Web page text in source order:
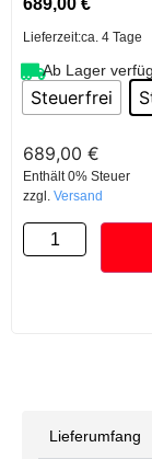
689,00 €
Lieferzeit:ca. 4 Tage
Ab Lager
Steuerfrei
689,00 €
Enthält 0% Steuer
zzgl. Versand
Lieferumfang